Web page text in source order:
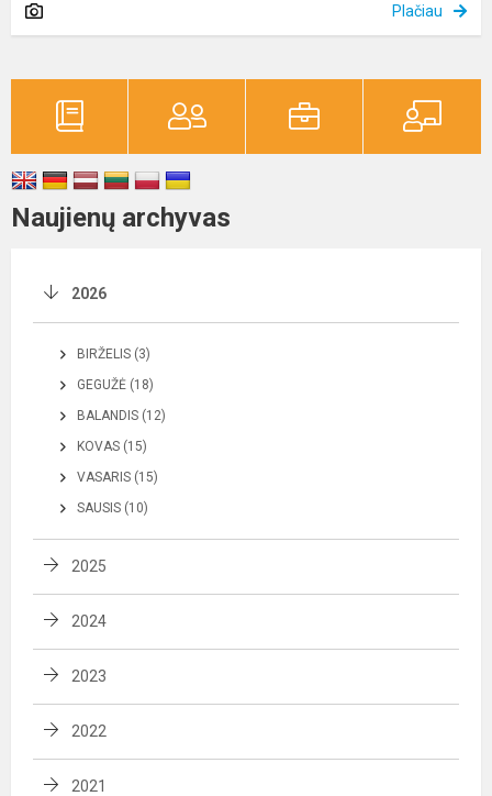
Plačiau
Naujienų archyvas
2026
BIRŽELIS (3)
GEGUŽĖ (18)
BALANDIS (12)
KOVAS (15)
VASARIS (15)
SAUSIS (10)
2025
2024
2023
2022
2021